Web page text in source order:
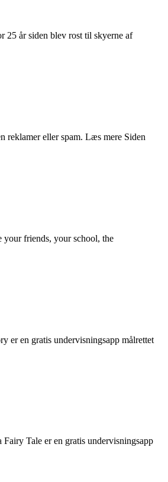
25 år siden blev rost til skyerne af
reklamer eller spam. Læs mere Siden
your friends, your school, the
er en gratis undervisningsapp målrettet
Tale er en gratis undervisningsapp